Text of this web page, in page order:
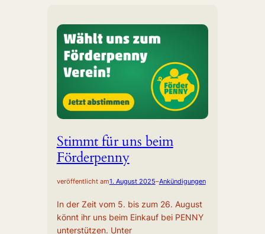
Stimmt für uns beim
Förderpenny
veröffentlicht am1. August 2025–Ankündigungen
In der Zeit vom 5. bis zum 26. August
könnt ihr uns beim Einkauf bei PENNY
unterstützen. Unter